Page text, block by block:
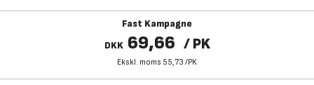
Fast Kampagne
DKK 69,66 / PK
Ekskl. moms 55,73 /PK